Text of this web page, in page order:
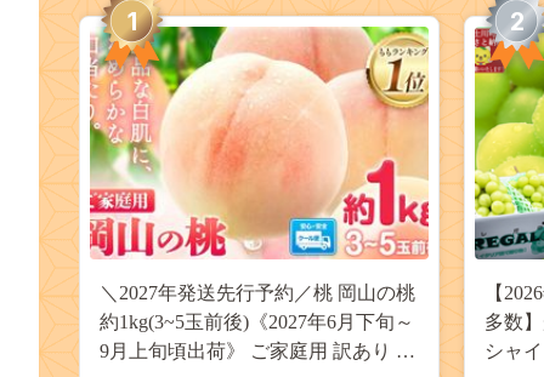
1
＼2027年発送先行予約／桃 岡山の桃
約1kg(3~5玉前後)《2027年6月下旬～
9月上旬頃出荷》 ご家庭用 訳あり 白
2
【
多数
シャ